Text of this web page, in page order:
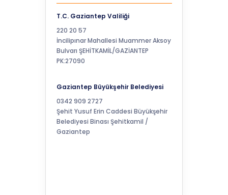
T.C. Gaziantep Valiliği
220 20 57
İncilipınar Mahallesi Muammer Aksoy
Bulvarı ŞEHİTKAMİL/GAZİANTEP
PK:27090
Gaziantep Büyükşehir Belediyesi
0342 909 2727
Şehit Yusuf Erin Caddesi Büyükşehir
Belediyesi Binası Şehitkamil /
Gaziantep